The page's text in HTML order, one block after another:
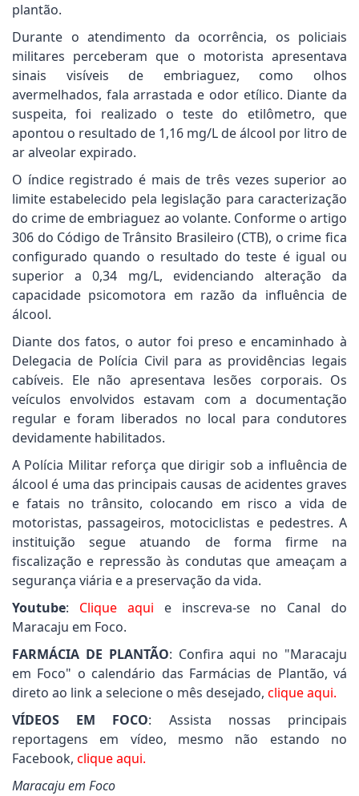
plantão.
Durante o atendimento da ocorrência, os policiais
militares perceberam que o motorista apresentava
sinais visíveis de embriaguez, como olhos
avermelhados, fala arrastada e odor etílico. Diante da
suspeita, foi realizado o teste do etilômetro, que
apontou o resultado de 1,16 mg/L de álcool por litro de
ar alveolar expirado.
O índice registrado é mais de três vezes superior ao
limite estabelecido pela legislação para caracterização
do crime de embriaguez ao volante. Conforme o artigo
306 do Código de Trânsito Brasileiro (CTB), o crime fica
configurado quando o resultado do teste é igual ou
superior a 0,34 mg/L, evidenciando alteração da
capacidade psicomotora em razão da influência de
álcool.
Diante dos fatos, o autor foi preso e encaminhado à
Delegacia de Polícia Civil para as providências legais
cabíveis. Ele não apresentava lesões corporais. Os
veículos envolvidos estavam com a documentação
regular e foram liberados no local para condutores
devidamente habilitados.
A Polícia Militar reforça que dirigir sob a influência de
álcool é uma das principais causas de acidentes graves
e fatais no trânsito, colocando em risco a vida de
motoristas, passageiros, motociclistas e pedestres. A
instituição segue atuando de forma firme na
fiscalização e repressão às condutas que ameaçam a
segurança viária e a preservação da vida.
Youtube: Clique aqui e inscreva-se no Canal do
Maracaju em Foco.
FARMÁCIA DE PLANTÃO: Confira aqui no "Maracaju
em Foco" o calendário das Farmácias de Plantão, vá
direto ao link a selecione o mês desejado, clique aqui.
VÍDEOS EM FOCO: Assista nossas principais
reportagens em vídeo, mesmo não estando no
Facebook, clique aqui.
Maracaju em Foco